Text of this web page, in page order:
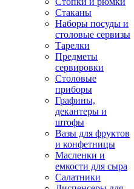
Стаканы
Наборы посуды и
столовые сервизы
Тарелки
Предметы
сервировки
Столовые
приборы
Графины,
декантеры и
штофы
Вазы для фруктов
и конфетницы
Масленки и
емкости для сыра
Салатники